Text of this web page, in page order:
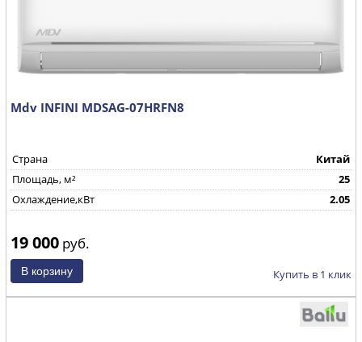
Mdv INFINI MDSAG-07HRFN8
Страна
Китай
Площадь, м²
25
Охлаждение,кВт
2.05
19 000 руб.
Купить в 1 клик